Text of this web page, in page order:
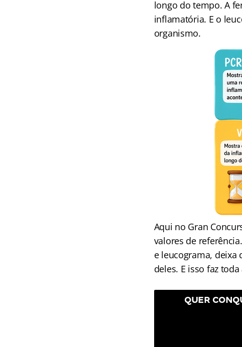
longo do tempo. A
inflamatória. E o
organismo.
Aqui no Gran
valores de
e leucograma, deixa
deles. E isso faz
QUER